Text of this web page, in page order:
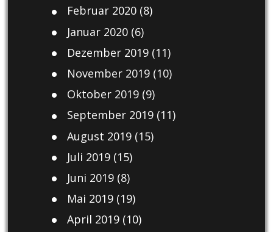
Februar 2020(8)
Januar 2020(6)
Dezember 2019(11)
November 2019(10)
Oktober 2019(9)
September 2019(11)
August 2019(15)
Juli 2019(15)
Juni 2019(8)
Mai 2019(19)
April 2019(10)